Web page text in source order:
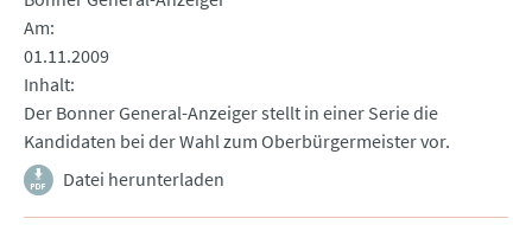
Am
01.11.2009
Inhalt
Der Bonner General-Anzeiger stellt in einer Serie die
Kandidaten bei der Wahl zum Oberbürgermeister vor.
Datei herunterladen